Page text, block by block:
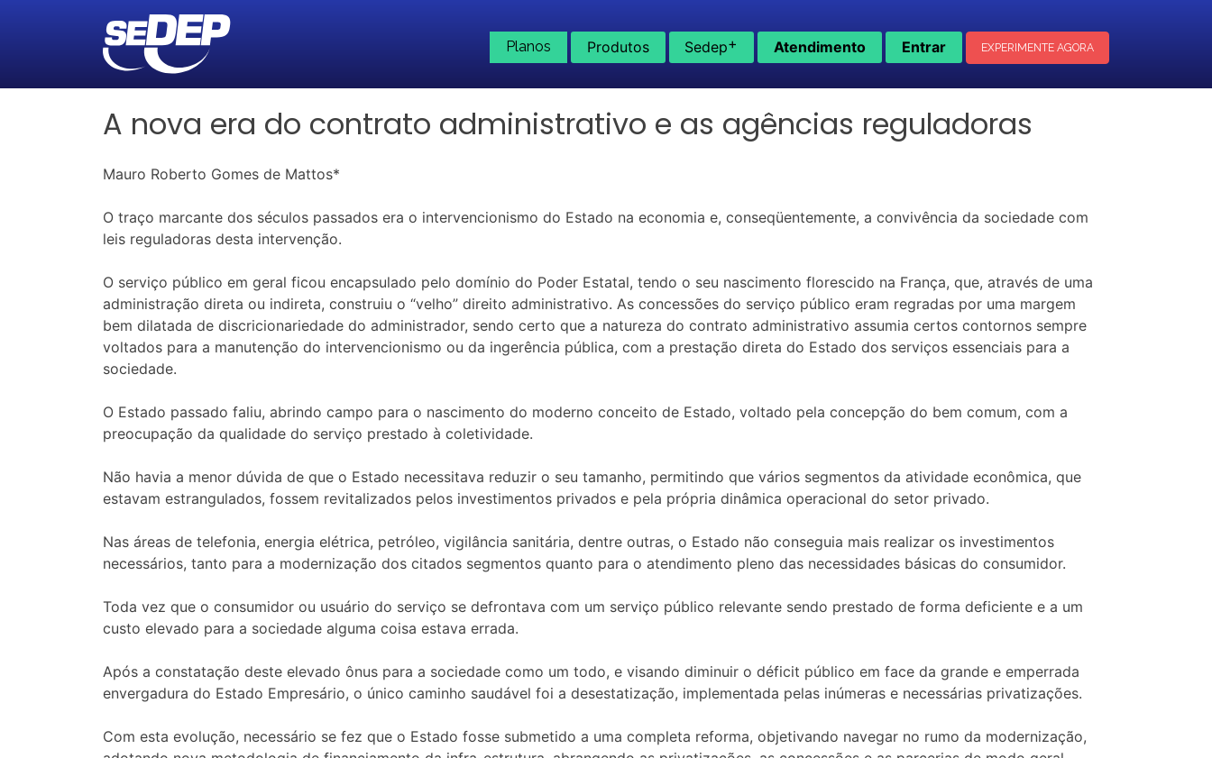
Planos Produtos Sedep+ Atendimento Entrar EXPERIMENTE AGORA
A nova era do contrato administrativo e as agências reguladoras
Mauro Roberto Gomes de Mattos*
O traço marcante dos séculos passados era o intervencionismo do Estado na economia e, conseqüentemente, a convivência da sociedade com
leis reguladoras desta intervenção.
O serviço público em geral ficou encapsulado pelo domínio do Poder Estatal, tendo o seu nascimento florescido na França, que, através de uma
administração direta ou indireta, construiu o “velho” direito administrativo. As concessões do serviço público eram regradas por uma margem
bem dilatada de discricionariedade do administrador, sendo certo que a natureza do contrato administrativo assumia certos contornos sempre
voltados para a manutenção do intervencionismo ou da ingerência pública, com a prestação direta do Estado dos serviços essenciais para a
sociedade.
O Estado passado faliu, abrindo campo para o nascimento do moderno conceito de Estado, voltado pela concepção do bem comum, com a
preocupação da qualidade do serviço prestado à coletividade.
Não havia a menor dúvida de que o Estado necessitava reduzir o seu tamanho, permitindo que vários segmentos da atividade econômica, que
estavam estrangulados, fossem revitalizados pelos investimentos privados e pela própria dinâmica operacional do setor privado.
Nas áreas de telefonia, energia elétrica, petróleo, vigilância sanitária, dentre outras, o Estado não conseguia mais realizar os investimentos
necessários, tanto para a modernização dos citados segmentos quanto para o atendimento pleno das necessidades básicas do consumidor.
Toda vez que o consumidor ou usuário do serviço se defrontava com um serviço público relevante sendo prestado de forma deficiente e a um
custo elevado para a sociedade alguma coisa estava errada.
Após a constatação deste elevado ônus para a sociedade como um todo, e visando diminuir o déficit público em face da grande e emperrada
envergadura do Estado Empresário, o único caminho saudável foi a desestatização, implementada pelas inúmeras e necessárias privatizações.
Com esta evolução, necessário se fez que o Estado fosse submetido a uma completa reforma, objetivando navegar no rumo da modernização,